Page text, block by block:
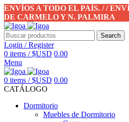
ENVÍOS A TODO EL PAÍS. / /
DE CARMELO Y N. PALMIRA
Search
Login / Register
0 items / $USD 0.00
Menu
0 items / $USD 0.00
CATÁLOGO
Dormitorio
Muebles de Dormitorio